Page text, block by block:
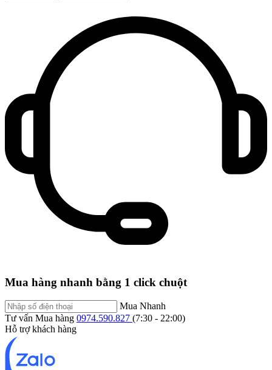
Mua hàng nhanh bằng 1 click chuột
Mua Nhanh
Tư vấn Mua hàng 0974.590.827 (7:30 - 22:00)
Hỗ trợ khách hàng